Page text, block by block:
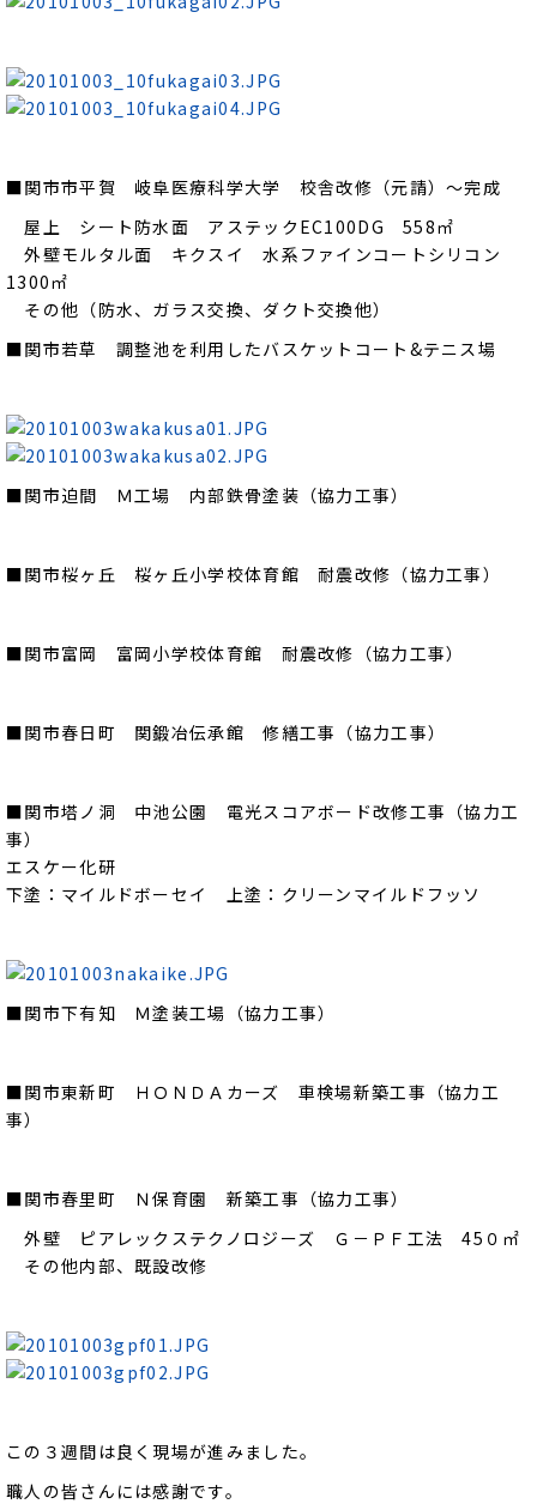
■関市市平賀 岐阜医療科学大学 校舎改修（元請）～完成
屋上 シート防水面 アステックEC100DG 558㎡
外壁モルタル面 キクスイ 水系ファインコートシリコン
1300㎡
その他（防水、ガラス交換、ダクト交換他）
■関市若草 調整池を利用したバスケットコート&テニス場
■関市迫間 Ｍ工場 内部鉄骨塗装（協力工事）
■関市桜ヶ丘 桜ヶ丘小学校体育館 耐震改修（協力工事）
■関市富岡 富岡小学校体育館 耐震改修（協力工事）
■関市春日町 関鍛冶伝承館 修繕工事（協力工事）
■関市塔ノ洞 中池公園 電光スコアボード改修工事（協力工
事）
エスケー化研
下塗：マイルドボーセイ 上塗：クリーンマイルドフッソ
■関市下有知 Ｍ塗装工場（協力工事）
■関市東新町 ＨＯＮＤＡカーズ 車検場新築工事（協力工
事）
■関市春里町 Ｎ保育園 新築工事（協力工事）
外壁 ピアレックステクノロジーズ Ｇ－ＰＦ工法 45０㎡
その他内部、既設改修
この３週間は良く現場が進みました。
職人の皆さんには感謝です。